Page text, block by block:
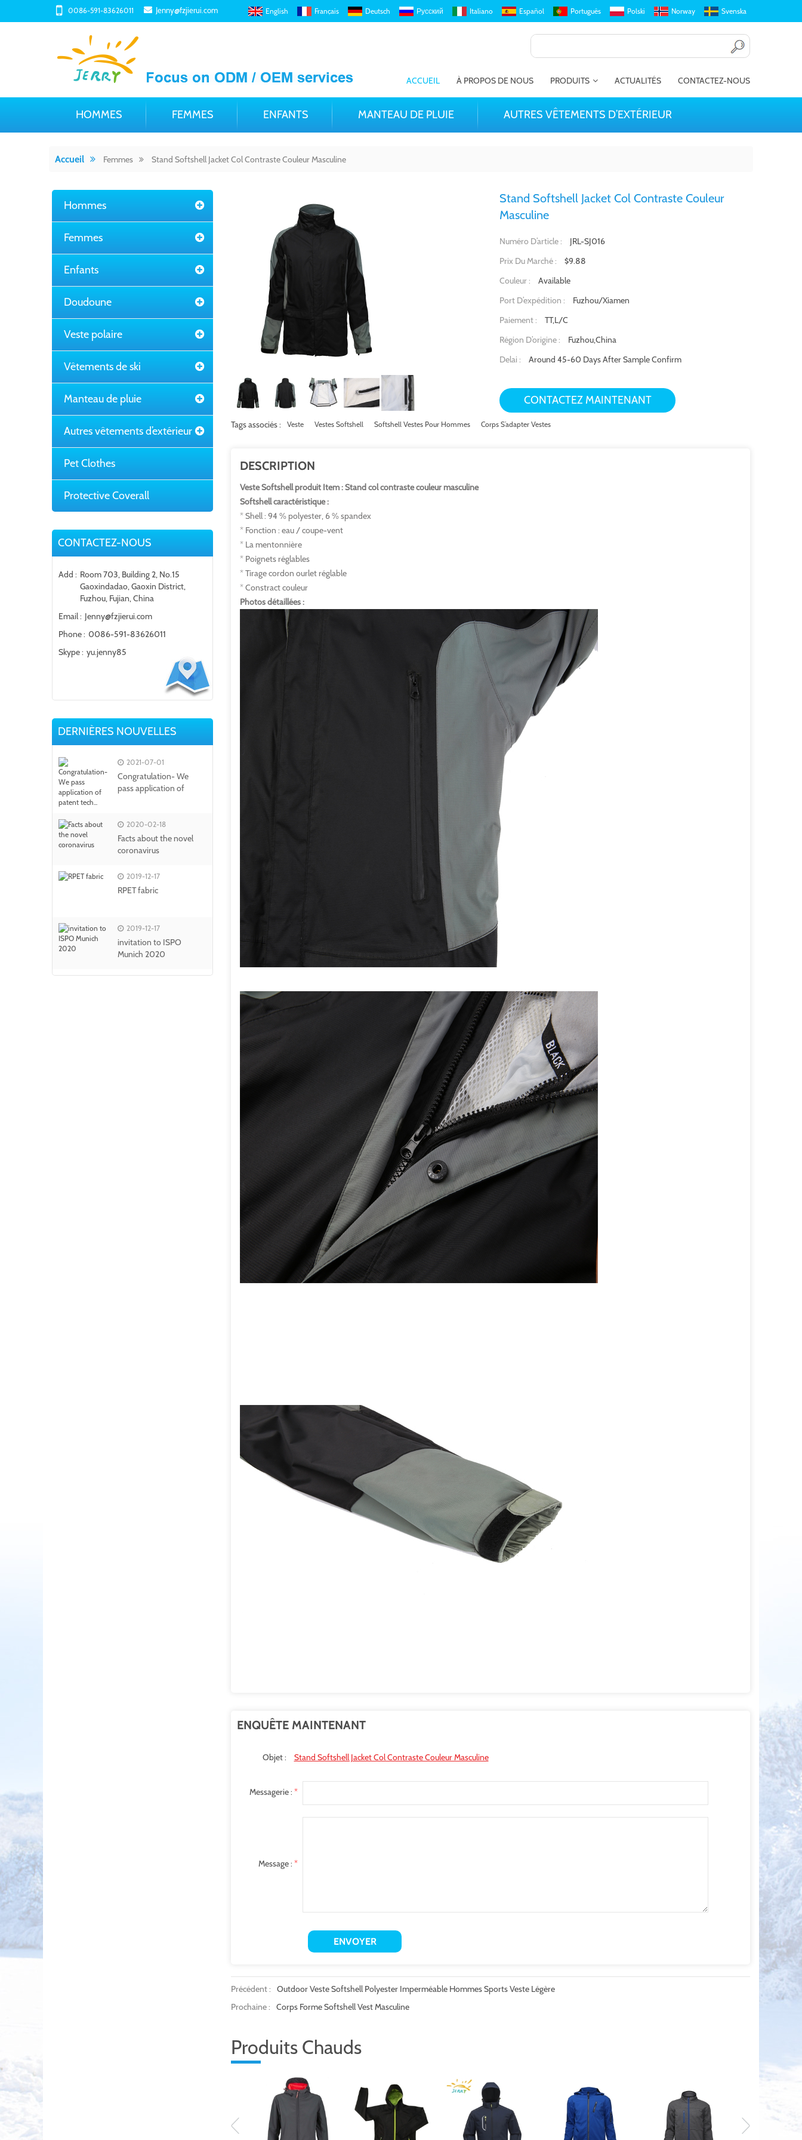
0086-591-83626011 Jenny@fzjierui.com English Français Deutsch Русский Italiano Español Português Polski Norway Svenska
ACCUEIL À PROPOS DE NOUS PRODUITS ACTUALITÉS CONTACTEZ-NOUS
HOMMES FEMMES ENFANTS MANTEAU DE PLUIE AUTRES VÊTEMENTS D’EXTÉRIEUR
Accueil Femmes Stand Softshell Jacket Col Contraste Couleur Masculine
Hommes
Femmes
Enfants
Doudoune
Veste polaire
Vêtements de ski
Manteau de pluie
Autres vêtements d’extérieur
Pet Clothes
Protective Coverall
CONTACTEZ-NOUS
Add : Room 703, Building 2, No.15
Gaoxindadao, Gaoxin District,
Fuzhou, Fujian, China
Email : Jenny@fzjierui.com
Phone : 0086-591-83626011
Skype : yu.jenny85
DERNIÈRES NOUVELLES
2021-07-01
Congratulation- We
pass application of
2020-02-18
Facts about the novel
coronavirus
2019-12-17
RPET fabric
2019-12-17
invitation to ISPO
Munich 2020
Stand Softshell Jacket Col Contraste Couleur
Masculine
Numéro D’article :
JRL-SJ016
Prix Du Marché :
$9.88
Couleur :
Available
Port D’expédition :
Fuzhou/Xiamen
Paiement :
TT,L/C
Région D’origine :
Fuzhou,China
Delai :
Around 45-60 Days After Sample Confirm
CONTACTEZ MAINTENANT
Tags associés : Veste Vestes Softshell Softshell Vestes Pour Hommes Corps S’adapter Vestes
DESCRIPTION
Veste Softshell produit Item : Stand col contraste couleur masculine
Softshell caractéristique :
* Shell : 94 % polyester, 6 % spandex
* Fonction : eau / coupe-vent
* La mentonnière
* Poignets réglables
* Tirage cordon ourlet réglable
* Constract couleur
Photos détaillées :
ENQUÊTE MAINTENANT
Objet : Stand Softshell Jacket Col Contraste Couleur Masculine
Messagerie : *
Message : *
Précédent :
Outdoor Veste Softshell Polyester Imperméable Hommes Sports Veste Légère
Prochaine :
Corps Forme Softshell Vest Masculine
Produits Chauds